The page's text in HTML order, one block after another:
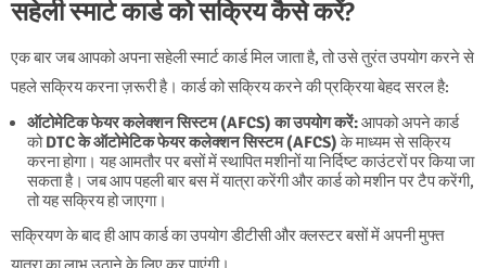
सहेली स्मार्ट कार्ड को सक्रिय कैसे करें?
एक बार जब आपको अपना सहेली स्मार्ट कार्ड मिल जाता है, तो उसे तुरंत उपयोग करने से
पहले सक्रिय करना ज़रूरी है। कार्ड को सक्रिय करने की प्रक्रिया बेहद सरल है:
ऑटोमेटिक फेयर कलेक्शन सिस्टम (AFCS) का उपयोग करें:आपको अपने कार्ड
कोDTC के ऑटोमेटिक फेयर कलेक्शन सिस्टम (AFCS)के माध्यम से सक्रिय
करना होगा। यह आमतौर पर बसों में स्थापित मशीनों या निर्दिष्ट काउंटरों पर किया जा
सकता है। जब आप पहली बार बस में यात्रा करेंगी और कार्ड को मशीन पर टैप करेंगी,
तो यह सक्रिय हो जाएगा।
सक्रियण के बाद ही आप कार्ड का उपयोग डीटीसी और क्लस्टर बसों में अपनी मुफ्त